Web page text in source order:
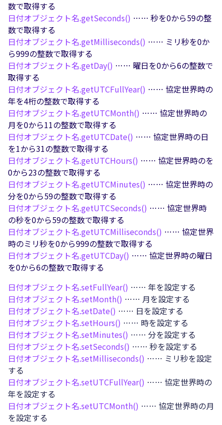
数で取得する
日付オブジェクト名.getSeconds() …… 秒を0から59の整
数で取得する
日付オブジェクト名.getMilliseconds() …… ミリ秒を0か
ら999の整数で取得する
日付オブジェクト名.getDay() …… 曜日を0から6の整数で
取得する
日付オブジェクト名.getUTCFullYear() …… 協定世界時の
年を4桁の整数で取得する
日付オブジェクト名.getUTCMonth() …… 協定世界時の
月を0から11の整数で取得する
日付オブジェクト名.getUTCDate() …… 協定世界時の日
を1から31の整数で取得する
日付オブジェクト名.getUTCHours() …… 協定世界時のを
0から23の整数で取得する
日付オブジェクト名.getUTCMinutes() …… 協定世界時の
分を0から59の整数で取得する
日付オブジェクト名.getUTCSeconds() …… 協定世界時
の秒を0から59の整数で取得する
日付オブジェクト名.getUTCMilliseconds() …… 協定世界
時のミリ秒を0から999の整数で取得する
日付オブジェクト名.getUTCDay() …… 協定世界時の曜日
を0から6の整数で取得する
日付オブジェクト名.setFullYear() …… 年を設定する
日付オブジェクト名.setMonth() …… 月を設定する
日付オブジェクト名.setDate() …… 日を設定する
日付オブジェクト名.setHours() …… 時を設定する
日付オブジェクト名.setMinutes() …… 分を設定する
日付オブジェクト名.setSeconds() …… 秒を設定する
日付オブジェクト名.setMilliseconds() …… ミリ秒を設定
する
日付オブジェクト名.setUTCFullYear() …… 協定世界時の
年を設定する
日付オブジェクト名.setUTCMonth() …… 協定世界時の月
を設定する